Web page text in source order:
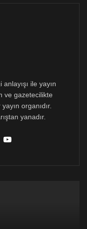
binamızda
ile birlikte basın
ile yayın
ve gazetecilikte
organıdır.
yanadır.